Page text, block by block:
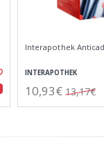
Interapothek
INTERAPOTHEK
10,93€ 13,17€